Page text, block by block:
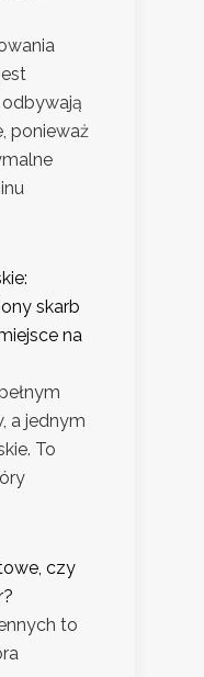
ponieważ
skarb
na
a jednym
To
czy
to